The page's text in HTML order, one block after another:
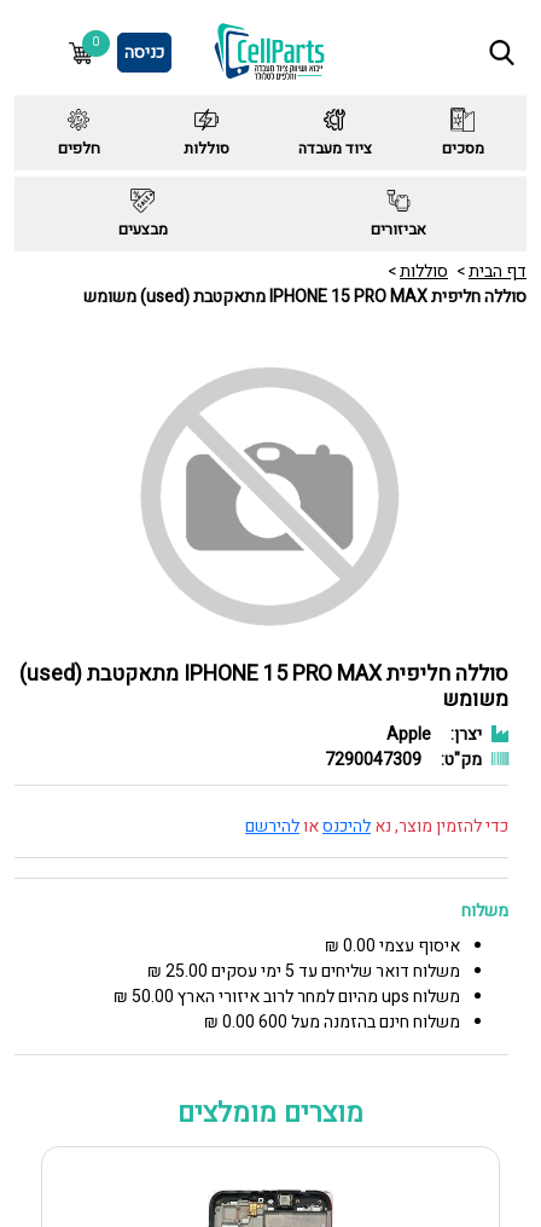
כניסה 0
מסכים ציוד מעבדה סוללות חלפים
אביזורים מבצעים
דף הבית
סוללות
סוללה חליפית IPHONE 15 PRO MAX מתאקטבת (used) משומש
סוללה חליפית IPHONE 15 PRO MAX מתאקטבת (used)
משומש
יצרן:
Apple
מק"ט:
7290047309
כדי להזמין מוצר, נאלהיכנסאולהירשם
משלוח
איסוף עצמי 0.00 ₪
משלוח דואר שליחים עד 5 ימי עסקים 25.00 ₪
משלוח ups מהיום למחר לרוב איזורי הארץ 50.00 ₪
משלוח חינם בהזמנה מעל 600 0.00 ₪
מוצרים מומלצים